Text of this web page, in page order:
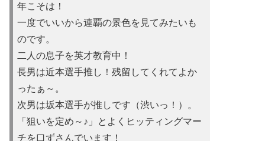
年こそは！
一度でいいから連覇の景色を見てみたいも
のです。
二人の息子を英才教育中！
長男は近本選手推し！残留してくれてよか
ったぁ～。
次男は坂本選手が推しです（渋いっ！）。
「狙いを定め～♪」とよくヒッティングマー
チを口ずさんでいます！